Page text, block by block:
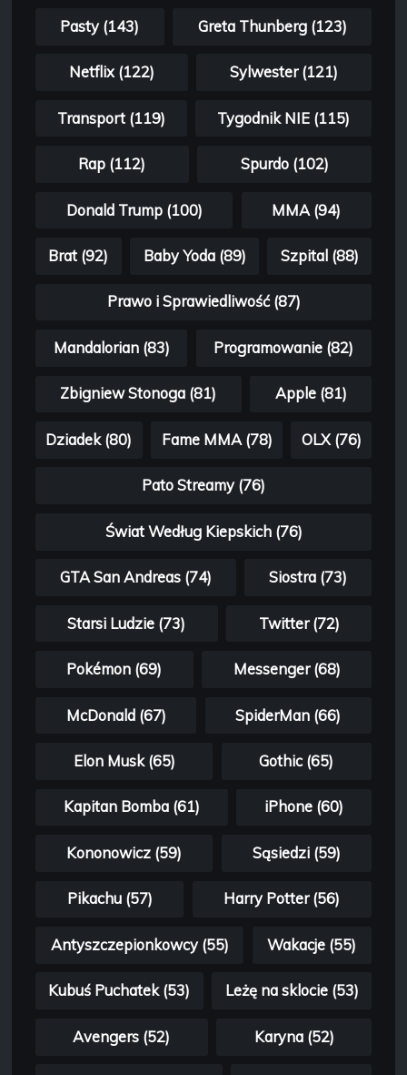
Pasty (143) Greta Thunberg (123)
Netflix (122) Sylwester (121)
Transport (119) Tygodnik NIE (115)
Rap (112) Spurdo (102)
Donald Trump (100) MMA (94)
Brat (92) Baby Yoda (89) Szpital (88)
Prawo i Sprawiedliwość (87)
Mandalorian (83) Programowanie (82)
Zbigniew Stonoga (81) Apple (81)
Dziadek (80) Fame MMA (78) OLX (76)
Pato Streamy (76)
Świat Według Kiepskich (76)
GTA San Andreas (74) Siostra (73)
Starsi Ludzie (73) Twitter (72)
Pokémon (69) Messenger (68)
McDonald (67) SpiderMan (66)
Elon Musk (65) Gothic (65)
Kapitan Bomba (61) iPhone (60)
Kononowicz (59) Sąsiedzi (59)
Pikachu (57) Harry Potter (56)
Antyszczepionkowcy (55) Wakacje (55)
Kubuś Puchatek (53) Leżę na sklocie (53)
Avengers (52) Karyna (52)